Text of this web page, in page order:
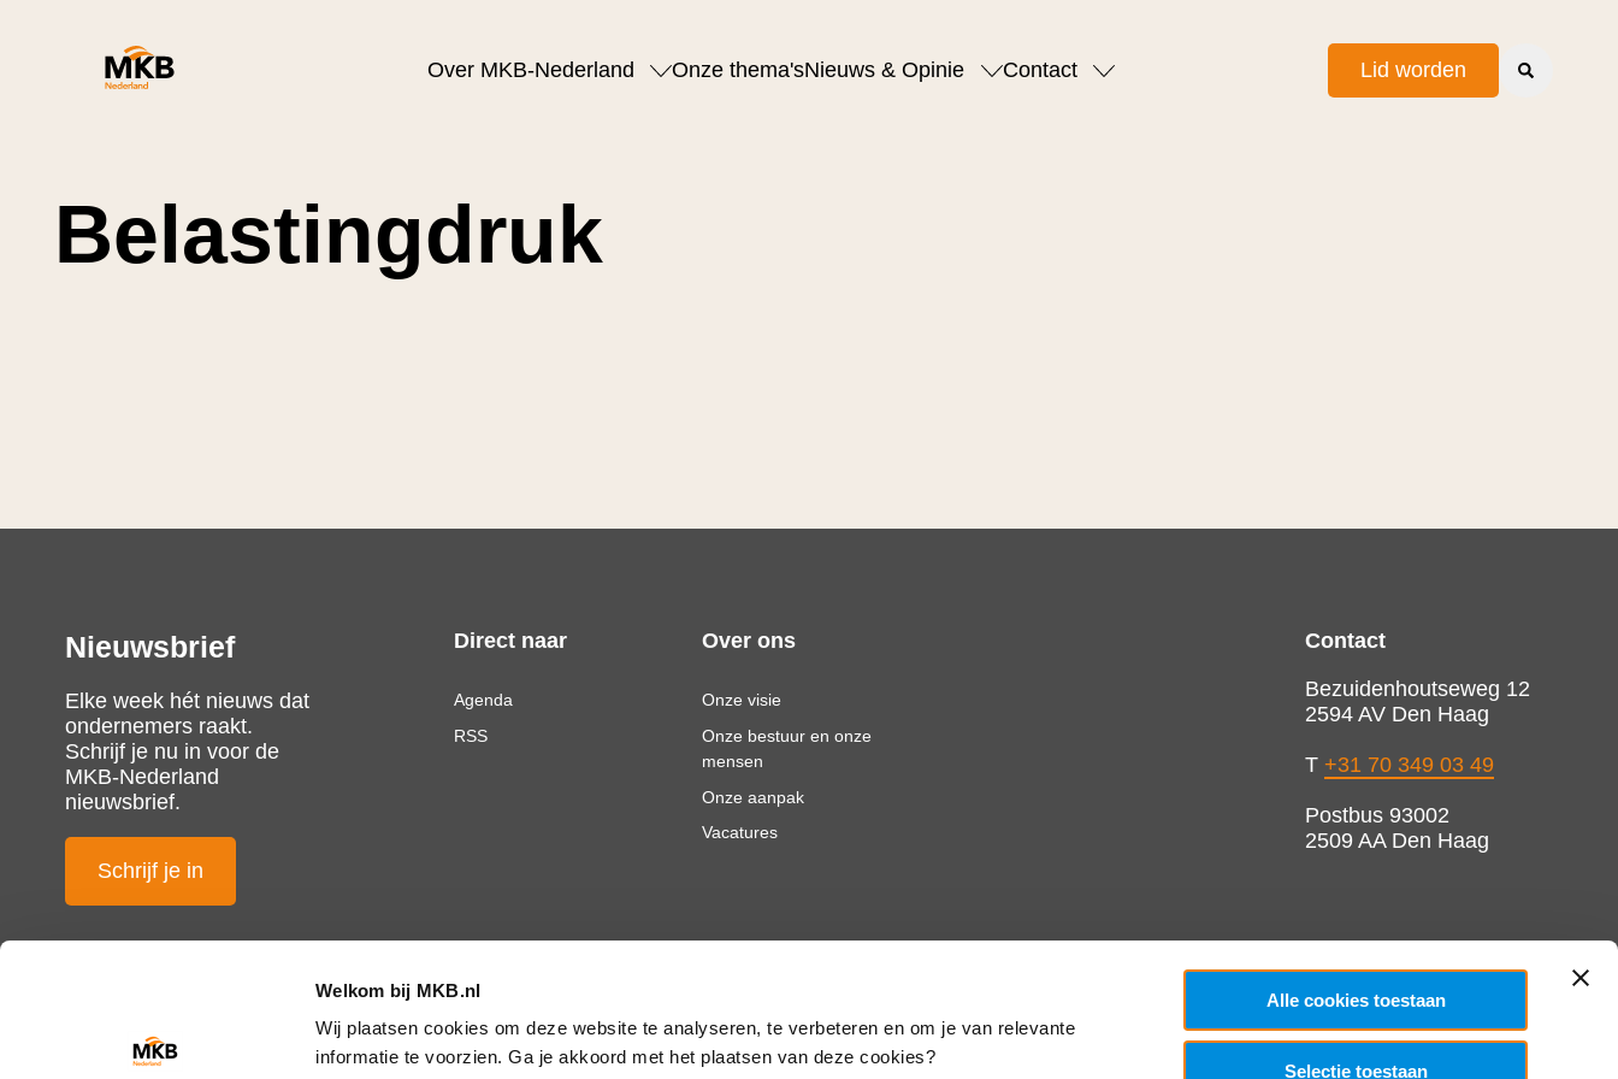
Welkom bij MKB.nl
Wij plaatsen cookies om deze website te analyseren, te verbeteren en om je van relevante
informatie te voorzien. Ga je akkoord met het plaatsen van deze cookies?
Alle cookies toestaan
Selectie toestaan
Over MKB-Nederland Onze thema'sNieuws & Opinie Contact Lid worden
Belastingdruk
Nieuwsbrief
Elke week hét nieuws dat
ondernemers raakt.
Schrijf je nu in voor de
MKB-Nederland
nieuwsbrief.
Schrijf je in
Direct naar
Agenda
RSS
Over ons
Onze visie
Onze bestuur en onze
mensen
Onze aanpak
Vacatures
Contact
Bezuidenhoutseweg 12
2594 AV Den Haag
T +31 70 349 03 49
Postbus 93002
2509 AA Den Haag